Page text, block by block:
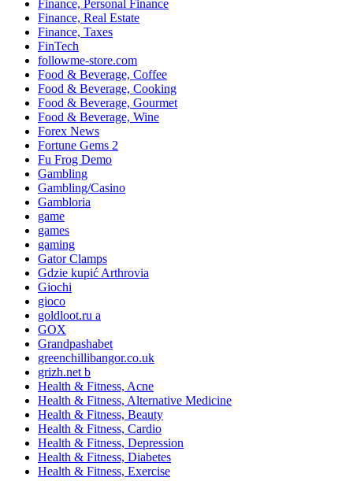
Finance, Personal Finance
Finance, Real Estate
Finance, Taxes
FinTech
followme-store.com
Food & Beverage, Coffee
Food & Beverage, Cooking
Food & Beverage, Gourmet
Food & Beverage, Wine
Forex News
Fortune Gems 2
Fu Frog Demo
Gambling
Gambling/Casino
Gambloria
game
games
gaming
Gator Clamps
Gdzie kupić Arthrovia
Giochi
gioco
goldloot.ru a
GOX
Grandpashabet
greenchillibangor.co.uk
grizh.net b
Health & Fitness, Acne
Health & Fitness, Alternative Medicine
Health & Fitness, Beauty
Health & Fitness, Cardio
Health & Fitness, Depression
Health & Fitness, Diabetes
Health & Fitness, Exercise